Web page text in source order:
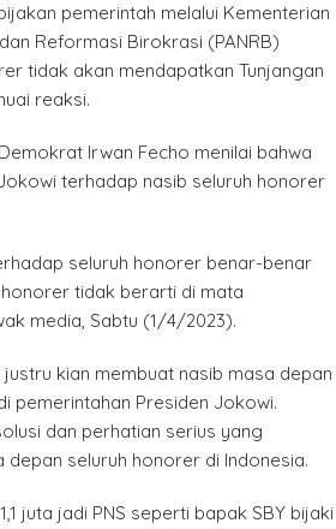
pemerintah melalui Kementerian
Reformasi Birokrasi (PANRB)
tidak akan mendapatkan Tunjangan
reaksi.
Irwan Fecho menilai bahwa
terhadap nasib seluruh honorer
seluruh honorer benar-benar
tidak berarti di mata
media, Sabtu (1/4/2023).
kian membuat nasib masa depan
pemerintahan Presiden Jokowi.
dan perhatian serius yang
seluruh honorer di Indonesia.
juta jadi PNS seperti bapak SBY bijaki